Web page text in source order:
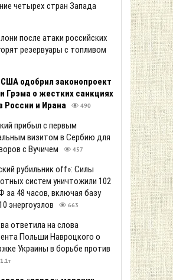
четырех стран Запада
после атаки российских
резервуары с топливом
одобрил законопроект
Грэма о жестких санкциях
России и Ирана
490
прибыл с первым
визитом в Сербию для
с Вучичем
457
рубильник off»: Силы
систем уничтожили 102
за 48 часов, включая базу
энергоузлов
663
ответила на слова
Польши Навроцкого о
Украины в борьбе против
1.1т